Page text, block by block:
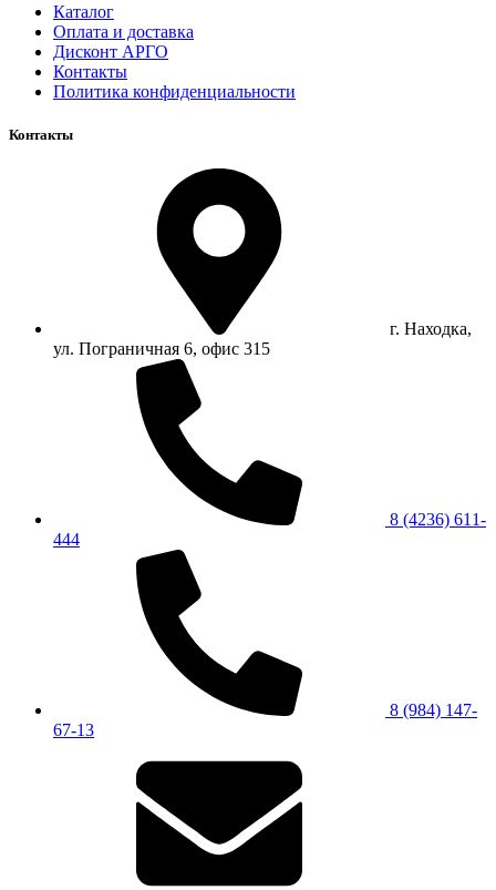
Каталог
Оплата и доставка
Дисконт АРГО
Контакты
Политика конфиденциальности
Контакты
г. Находка,
ул. Пограничная 6, офис 315
8 (4236) 611-
444
8 (984) 147-
67-13